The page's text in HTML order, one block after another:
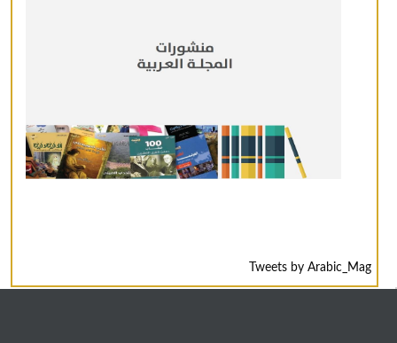
Tweets by Arabic_Mag